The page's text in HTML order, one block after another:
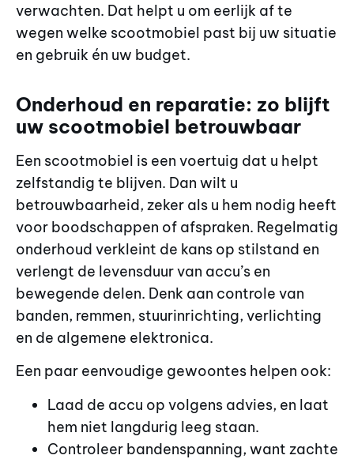
verwachten. Dat helpt u om eerlijk af te
wegen welke scootmobiel past bij uw situatie
en gebruik én uw budget.
Onderhoud en reparatie: zo blijft
uw scootmobiel betrouwbaar
Een scootmobiel is een voertuig dat u helpt
zelfstandig te blijven. Dan wilt u
betrouwbaarheid, zeker als u hem nodig heeft
voor boodschappen of afspraken. Regelmatig
onderhoud verkleint de kans op stilstand en
verlengt de levensduur van accu’s en
bewegende delen. Denk aan controle van
banden, remmen, stuurinrichting, verlichting
en de algemene elektronica.
Een paar eenvoudige gewoontes helpen ook:
Laad de accu op volgens advies, en laat
hem niet langdurig leeg staan.
Controleer bandenspanning, want zachte